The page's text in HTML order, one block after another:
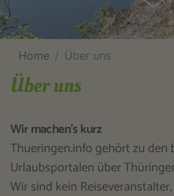
Home Über uns
Über uns
Wir machen's kurz
Thueringen.info gehört zu den
Urlaubsportalen über
Wir sind kein